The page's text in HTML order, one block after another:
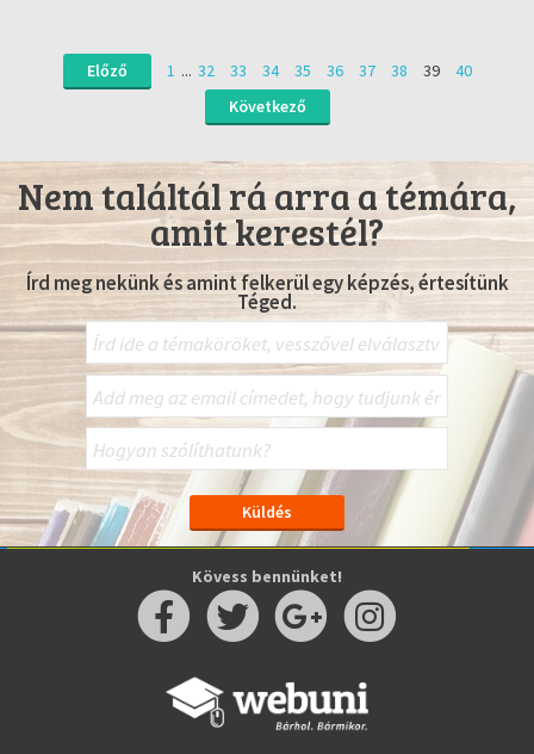
Előző 1 ... 32 33 34 35 36 37 38 39
40
Következő
Nem találtál rá arra a témára,
amit kerestél?
Írd meg nekünk és amint felkerül egy képzés, értesítünk
Téged.
Kövess bennünket!